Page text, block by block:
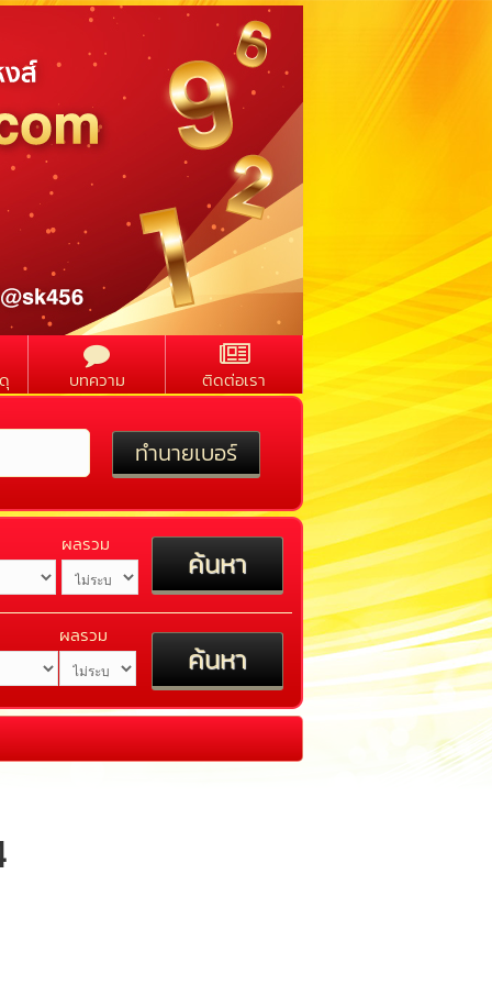
บทความ ติดต่อเรา
ผลรวม
ผลรวม